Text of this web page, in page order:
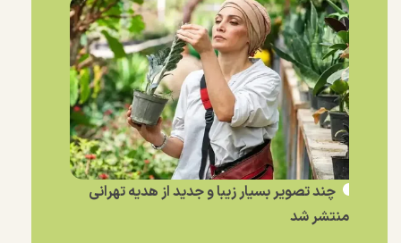
چند تصویر بسیار زیبا و جدید از هدیه تهرانی
منتشر شد